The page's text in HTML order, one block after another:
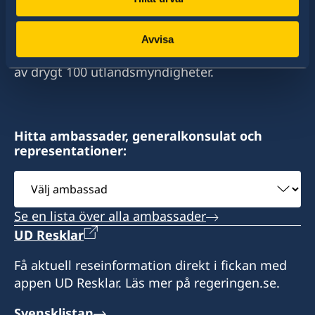
Avvisa
stort sett alla stater i världen. I ungefär hälften
av dessa stater har Sverige ambassader och
konsulat. Sveriges utrikesrepresentation består
av drygt 100 utlandsmyndigheter.
Hitta ambassader, generalkonsulat och
representationer:
Välj
ambassad
Se en lista över alla ambassader
UD Resklar
Få aktuell reseinformation direkt i fickan med
appen UD Resklar. Läs mer på regeringen.se.